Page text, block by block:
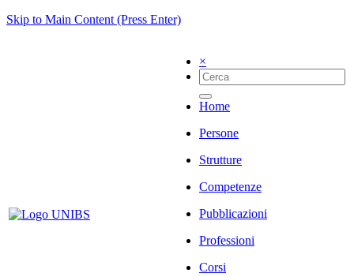
Skip to Main Content (Press Enter)
×
Home
Persone
Strutture
Competenze
Pubblicazioni
Professioni
Corsi